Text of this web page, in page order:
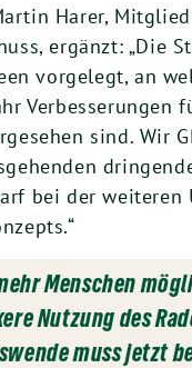
Harer,
ergänzt: „Die
vorgelegt, an
Verbesserungen
sind. Wir
bei der weiteren
Menschen
Nutzung des
muss jetzt